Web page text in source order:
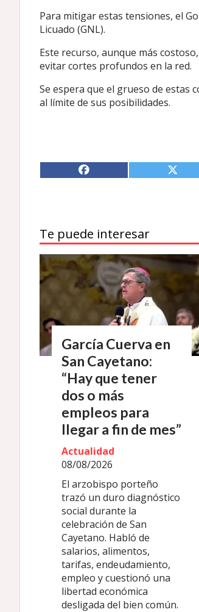
Para mitigar estas tensiones, el
Licuado (GNL).
Este recurso, aunque más
evitar cortes profundos en la red.
Se espera que el grueso de estas
al límite de sus posibilidades.
Te puede interesar
García Cuerva en
San Cayetano:
“Hay que tener
dos o más
empleos para
llegar a fin de mes”
Actualidad
08/08/2026
El arzobispo porteño
trazó un duro diagnóstico
social durante la
celebración de San
Cayetano. Habló de
salarios, alimentos,
tarifas, endeudamiento,
empleo y cuestionó una
libertad económica
desligada del bien común.